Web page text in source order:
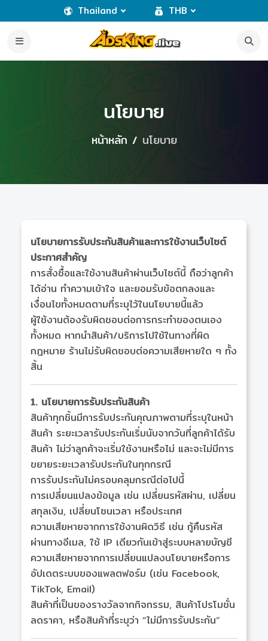
Thailand THB
นโยบาย
หน้าหลัก นโยบาย
นโยบายการรับประกันสินค้าและการใช้งานเว็บไซต์
ประกาศสำคัญ
การสั่งซื้อและใช้งานสินค้าผ่านเว็บไซต์นี้ ถือว่าลูกค้า
ได้อ่าน ทำความเข้าใจ และยอมรับข้อตกลงและ
เงื่อนไขทั้งหมดตามที่ระบุไว้ในนโยบายนี้แล้ว
ผู้ใช้งานต้องรับผิดชอบต่อการกระทำของตนเอง
ทั้งหมด หากนำสินค้า/บริการไปใช้ในทางที่ผิด
กฎหมาย ร้านไม่รับผิดชอบต่อความเสียหายใด ๆ ทั้ง
สิ้น
1. นโยบายการรับประกันสินค้า
สินค้าทุกชิ้นมีการรับประกันคุณภาพตามที่ระบุในหน้า
สินค้า ระยะเวลารับประกันเริ่มนับจากวันที่ลูกค้าได้รับ
สินค้า ไม่ว่าลูกค้าจะเริ่มใช้งานหรือไม่ และจะไม่มีการ
ขยายระยะเวลารับประกันในทุกกรณี
การรับประกันไม่ครอบคลุมกรณีต่อไปนี้
การเปลี่ยนแปลงข้อมูล เช่น เปลี่ยนรหัสผ่าน, เปลี่ยน
สกุลเงิน, เปลี่ยนโซนเวลา หรือประเทศ
ความเสียหายจากการใช้งานผิดวิธี เช่น กู้คืนรหัส
ผ่านทางอีเมล, ใช้ IP เดียวกันเข้าสู่ระบบหลายบัญชี
ความเสียหายจากการเปลี่ยนแปลงนโยบายหรือการ
อัปเดตระบบของแพลตฟอร์ม (เช่น Facebook,
TikTok, Email)
สินค้าที่เป็นของรางวัลจากกิจกรรม, สินค้าโปรโมชั่น
ลดราคา, หรือสินค้าที่ระบุว่า “ไม่มีการรับประกัน”